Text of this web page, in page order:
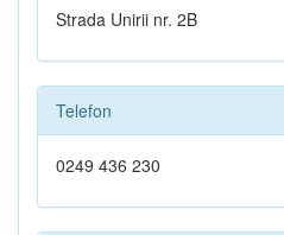
Strada Unirii nr. 2B
Telefon
0249 436 230